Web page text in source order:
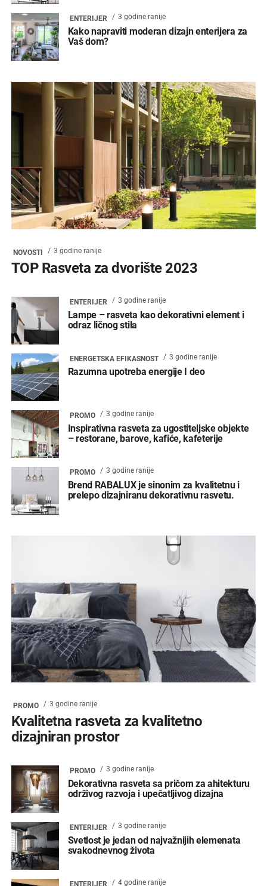
ENTERIJER 3 godine ranije
Kako napraviti moderan dizajn enterijera za
Vaš dom?
NOVOSTI 3 godine ranije
TOP Rasveta za dvorište 2023
ENTERIJER 3 godine ranije
Lampe – rasveta kao dekorativni element i
odraz ličnog stila
ENERGETSKA EFIKASNOST 3 godine ranije
Razumna upotreba energije I deo
PROMO 3 godine ranije
Inspirativna rasveta za ugostiteljske objekte
– restorane, barove, kafiće, kafeterije
PROMO 3 godine ranije
Brend RABALUX je sinonim za kvalitetnu i
prelepo dizajniranu dekorativnu rasvetu.
PROMO 3 godine ranije
Kvalitetna rasveta za kvalitetno
dizajniran prostor
PROMO 3 godine ranije
Dekorativna rasveta sa pričom za ahitekturu
održivog razvoja i upečatljivog dizajna
ENTERIJER 3 godine ranije
Svetlost je jedan od najvažnijih elemenata
svakodnevnog života
ENTERIJER 4 godine ranije